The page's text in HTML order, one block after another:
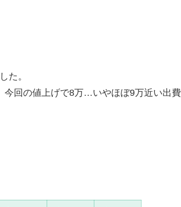
た。
今回の値上げで8万…いやほぼ9万近い出費